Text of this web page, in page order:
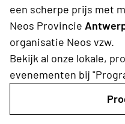
een scherpe prijs met
Neos Provincie
organisatie Neos vzw.
Bekijk al onze lokale,
evenementen bij